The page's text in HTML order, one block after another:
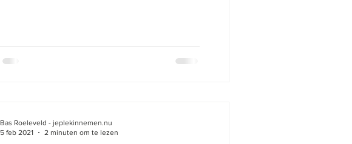
Bas Roeleveld - jeplekinnemen.nu
5 feb 2021
2 minuten om te lezen